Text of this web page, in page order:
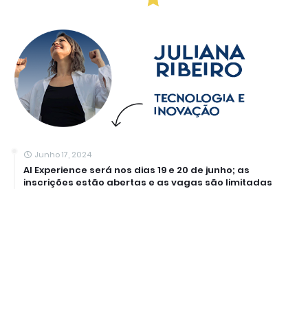
Junho 17, 2024
AI Experience será nos dias 19 e 20 de junho; as
inscrições estão abertas e as vagas são limitadas